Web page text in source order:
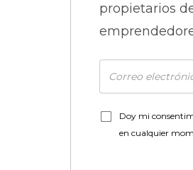
propietarios
Doy mi
en cualquier